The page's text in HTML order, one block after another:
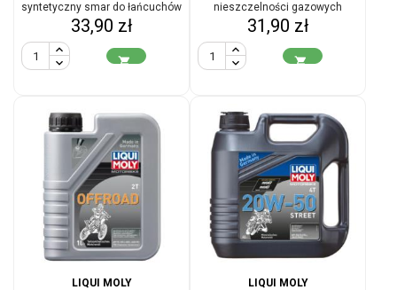
syntetyczny smar do łańcuchów
motocykli
Cena
33,90 zł

nieszczelności gazowych
Cena
31,90 zł

LIQUI MOLY
LIQUI MOLY